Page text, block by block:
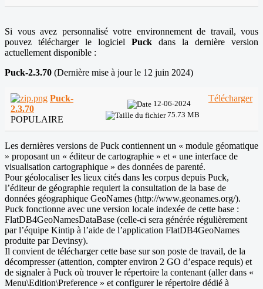
Si vous avez personnalisé votre environnement de travail, vous
pouvez télécharger le logiciel Puck dans la dernière version
actuellement disponible :
Puck-2.3.70 (Dernière mise à jour le 12 juin 2024)
Puck-
2.3.70
POPULAIRE
12-06-2024
75.73 MB
Télécharger
Les dernières versions de Puck contiennent un « module géomatique
» proposant un « éditeur de cartographie » et « une interface de
visualisation cartographique » des données de parenté.
Pour géolocaliser les lieux cités dans les corpus depuis Puck,
l’éditeur de géographie requiert la consultation de la base de
données géographique GeoNames (http://www.geonames.org/).
Puck fonctionne avec une version locale indexée de cette base :
FlatDB4GeoNamesDataBase (celle-ci sera générée régulièrement
par l’équipe Kintip à l’aide de l’application FlatDB4GeoNames
produite par Devinsy).
Il convient de télécharger cette base sur son poste de travail, de la
décompresser (attention, compter environ 2 GO d’espace requis) et
de signaler à Puck où trouver le répertoire la contenant (aller dans «
Menu\Edition\Preference » et configurer le répertoire dédié à